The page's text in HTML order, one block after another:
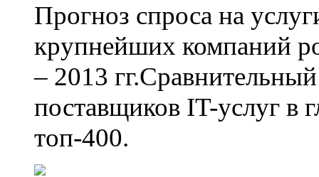
Прогноз спроса на
крупнейших компаний
– 2013
поставщиков IT-услуг в
топ-400.